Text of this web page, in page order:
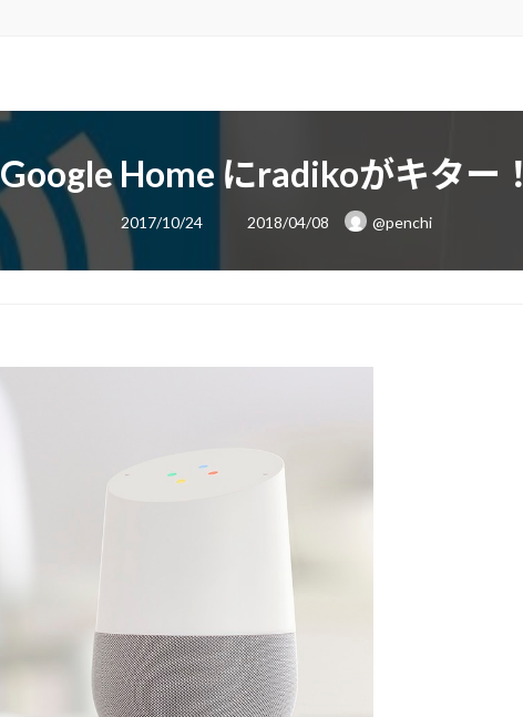
Google Home にradikoがキター！
2017/10/24
最
終
日
2018/04/08 @penchi